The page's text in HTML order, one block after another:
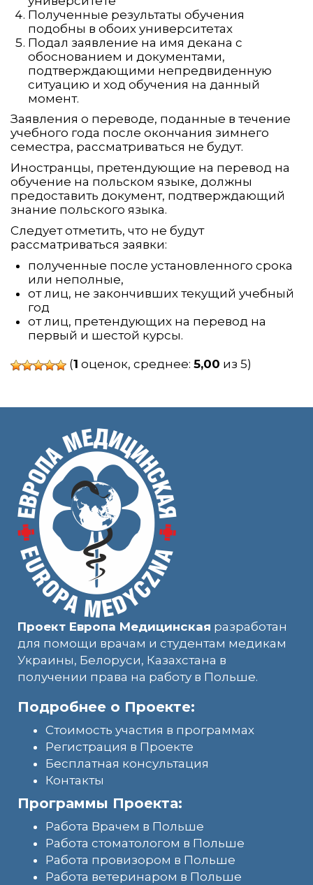
Полученные результаты обучения
подобны в обоих университетах
Подал заявление на имя декана с
обоснованием и документами,
подтверждающими непредвиденную
ситуацию и ход обучения на данный
момент.
Заявления о переводе, поданные в течение
учебного года после окончания зимнего
семестра, рассматриваться не будут.
Иностранцы, претендующие на перевод на
обучение на польском языке, должны
предоставить документ, подтверждающий
знание польского языка.
Следует отметить, что не будут
рассматриваться заявки:
полученные после установленного срока
или неполные,
от лиц, не закончивших текущий учебный
год
от лиц, претендующих на перевод на
первый и шестой курсы.
(1 оценок, среднее: 5,00 из 5)
Проект Европа Медицинская разработан
для помощи врачам и студентам медикам
Украины, Белоруси, Казахстана в
получении права на работу в Польше.
Подробнее о Проекте:
Стоимость участия в программах
Регистрация в Проекте
Бесплатная консультация
Контакты
Программы Проекта:
Работа Врачем в Польше
Работа стоматологом в Польше
Работа провизором в Польше
Работа ветеринаром в Польше